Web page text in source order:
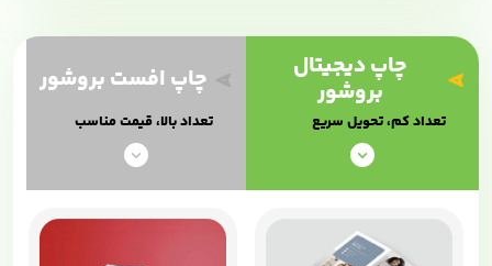
چاپ دیجیتال
بروشور
تعداد کم، تحویل سریع
چاپ افست بروشور
تعداد بالا، قیمت مناسب